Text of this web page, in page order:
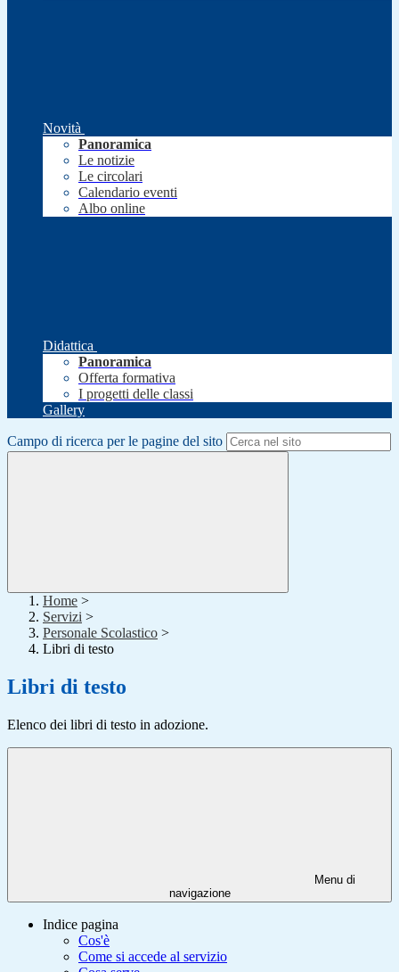
Novità
Panoramica
Le notizie
Le circolari
Calendario eventi
Albo online
Didattica
Panoramica
Offerta formativa
I progetti delle classi
Gallery
Campo di ricerca per le pagine del sito
Home >
Servizi >
Personale Scolastico >
Libri di testo
Libri di testo
Elenco dei libri di testo in adozione.
Menu di
navigazione
Indice pagina
Cos'è
Come si accede al servizio